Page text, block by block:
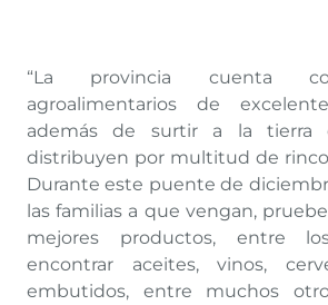
“La provincia cuenta
agroalimentarios de
además de surtir a la tierra
distribuyen por multitud de
Durante este puente de
las familias a que vengan,
mejores productos, entre
encontrar aceites, vinos,
embutidos, entre muchos